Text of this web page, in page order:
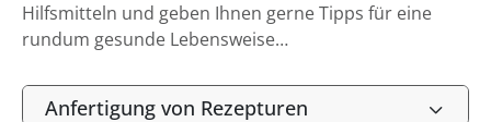
Hilfsmitteln und geben Ihnen gerne Tipps für eine
rundum gesunde Lebensweise…
Anfertigung von Rezepturen